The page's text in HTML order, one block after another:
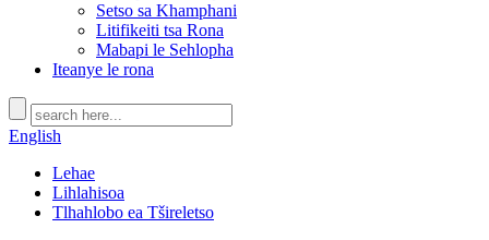
Setso sa Khamphani
Litifikeiti tsa Rona
Mabapi le Sehlopha
Iteanye le rona
English
Lehae
Lihlahisoa
Tlhahlobo ea Tšireletso